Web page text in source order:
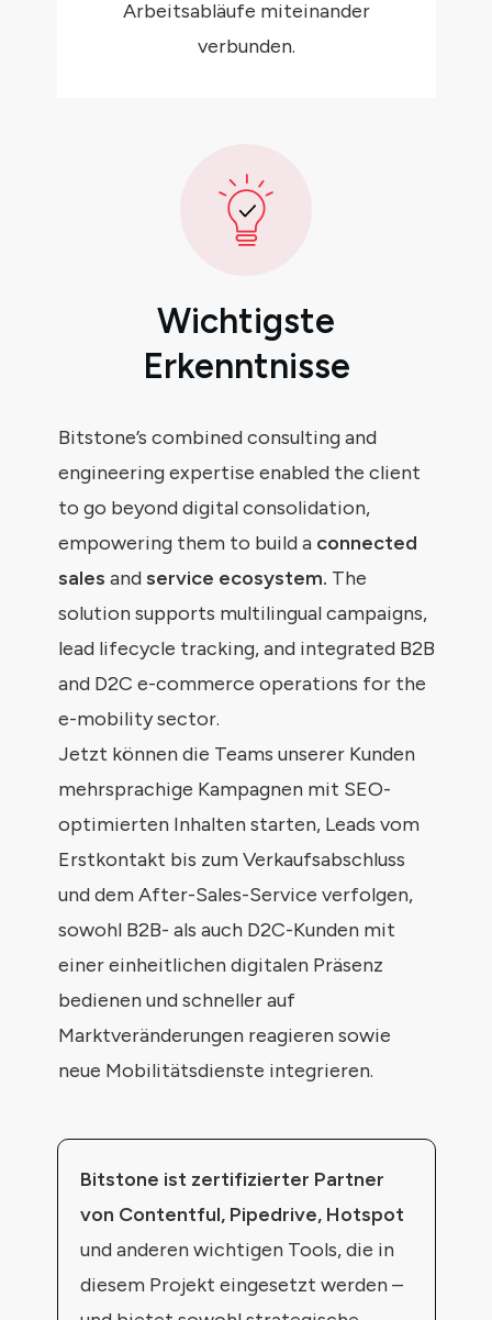
Arbeitsabläufe miteinander
verbunden.
Wichtigste
Erkenntnisse
Bitstone’s combined consulting and
engineering expertise enabled the client
to go beyond digital consolidation,
empowering them to build a connected
sales andservice ecosystem. The
solution supports multilingual campaigns,
lead lifecycle tracking, and integrated B2B
and D2C e-commerce operations for the
e-mobility sector.
Jetzt können die Teams unserer Kunden
mehrsprachige Kampagnen mit SEO-
optimierten Inhalten starten, Leads vom
Erstkontakt bis zum Verkaufsabschluss
und dem After-Sales-Service verfolgen,
sowohl B2B- als auch D2C-Kunden mit
einer einheitlichen digitalen Präsenz
bedienen und schneller auf
Marktveränderungen reagieren sowie
neue Mobilitätsdienste integrieren.
Bitstone ist zertifizierter Partner
von Contentful, Pipedrive, Hotspot
und anderen wichtigen Tools, die in
diesem Projekt eingesetzt werden –